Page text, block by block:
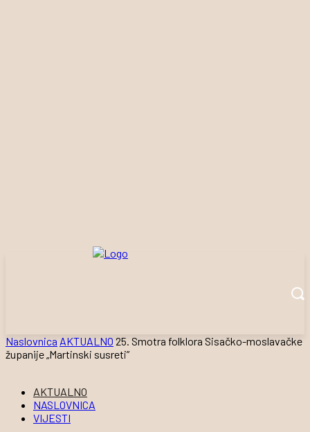
Naslovnica AKTUALNO 25. Smotra folklora Sisačko-moslavačke
županije „Martinski susreti”
AKTUALNO
NASLOVNICA
VIJESTI